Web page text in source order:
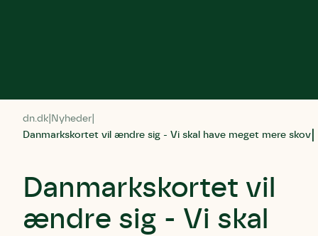
dn.dk Nyheder
Danmarkskortet vil ændre sig - Vi skal have meget mere skov
Danmarkskortet vil
ændre sig - Vi skal